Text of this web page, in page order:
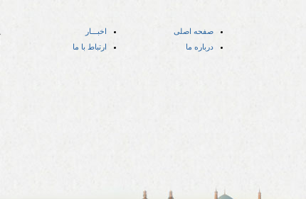
صفحه اصلی
اخبـــار
درباره ما
ارتباط با ما